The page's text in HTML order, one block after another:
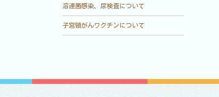
溶連菌感染、尿検査について
子宮頸がんワクチンについて